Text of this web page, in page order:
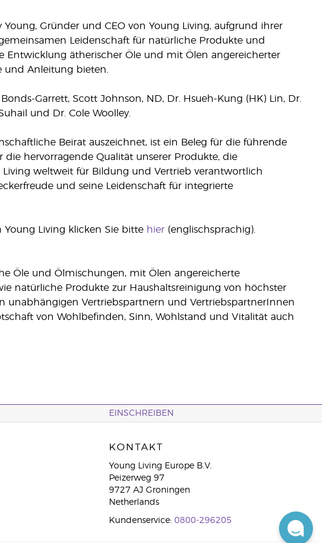
Gründer und CEO von Young Living, aufgrund ihrer
Leidenschaft für natürliche Produkte und
Entwicklung ätherischer Öle und mit Ölen angereicherter
und Anleitung bieten.
Garrett, Scott Johnson, ND, Dr. Hsueh-Kung (HK) Lin, Dr.
und Dr. Cole Woolley.
Beirat auszeichnet, ist ein Beleg für die führende
hervorragende Qualität unserer Produkte, die
Living weltweit für Bildung und Vertrieb verantwortlich
und seine Leidenschaft für integrierte
Living klicken Sie bitte hier(englischsprachig).
Öle und Ölmischungen, mit Ölen angereicherte
natürliche Produkte zur Haushaltsreinigung von höchster
unabhängigen Vertriebspartnern und VertriebspartnerInnen
von Wohlbefinden, Sinn, Wohlstand und Vitalität auch
EINSCHREIBEN
KONTAKT
Young Living Europe B.V.
Peizerweg 97
9727 AJ Groningen
Netherlands
Kundenservice: 0800-296205